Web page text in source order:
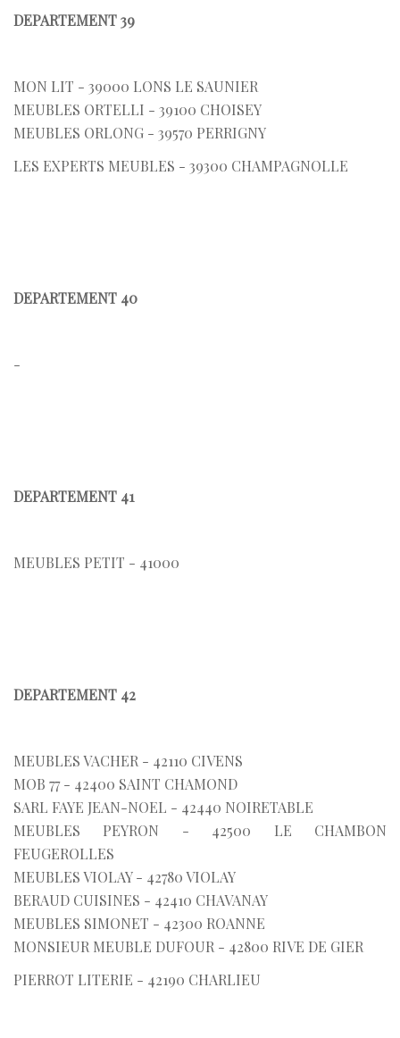
DEPARTEMENT 39
MON LIT - 39000 LONS LE SAUNIER
MEUBLES ORTELLI - 39100 CHOISEY
MEUBLES ORLONG - 39570 PERRIGNY
LES EXPERTS MEUBLES - 39300 CHAMPAGNOLLE
DEPARTEMENT 40
-
DEPARTEMENT 41
MEUBLES PETIT - 41000
DEPARTEMENT 42
MEUBLES VACHER - 42110 CIVENS
MOB 77 - 42400 SAINT CHAMOND
SARL FAYE JEAN-NOEL - 42440 NOIRETABLE
MEUBLES PEYRON - 42500 LE CHAMBON
FEUGEROLLES
MEUBLES VIOLAY - 42780 VIOLAY
BERAUD CUISINES - 42410 CHAVANAY
MEUBLES SIMONET - 42300 ROANNE
MONSIEUR MEUBLE DUFOUR - 42800 RIVE DE GIER
PIERROT LITERIE - 42190 CHARLIEU